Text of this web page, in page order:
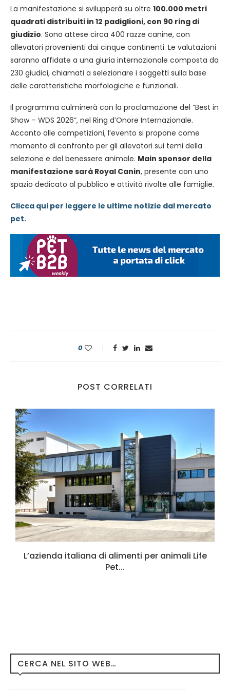
La manifestazione si svilupperà su oltre 100.000 metri
quadrati distribuiti in 12 padiglioni, con 90 ring di
giudizio. Sono attese circa 400 razze canine, con
allevatori provenienti dai cinque continenti. Le valutazioni
saranno affidate a una giuria internazionale composta da
230 giudici, chiamati a selezionare i soggetti sulla base
delle caratteristiche morfologiche e funzionali.
Il programma culminerà con la proclamazione del “Best in
Show – WDS 2026”, nel Ring d’Onore Internazionale.
Accanto alle competizioni, l’evento si propone come
momento di confronto per gli allevatori sui temi della
selezione e del benessere animale. Main sponsor della
manifestazione sarà Royal Canin, presente con uno
spazio dedicato al pubblico e attività rivolte alle famiglie.
Clicca qui per leggere le ultime notizie dal mercato
pet.
0
POST CORRELATI
L’azienda italiana di alimenti per animali Life
Pet...
CERCA NEL SITO WEB…